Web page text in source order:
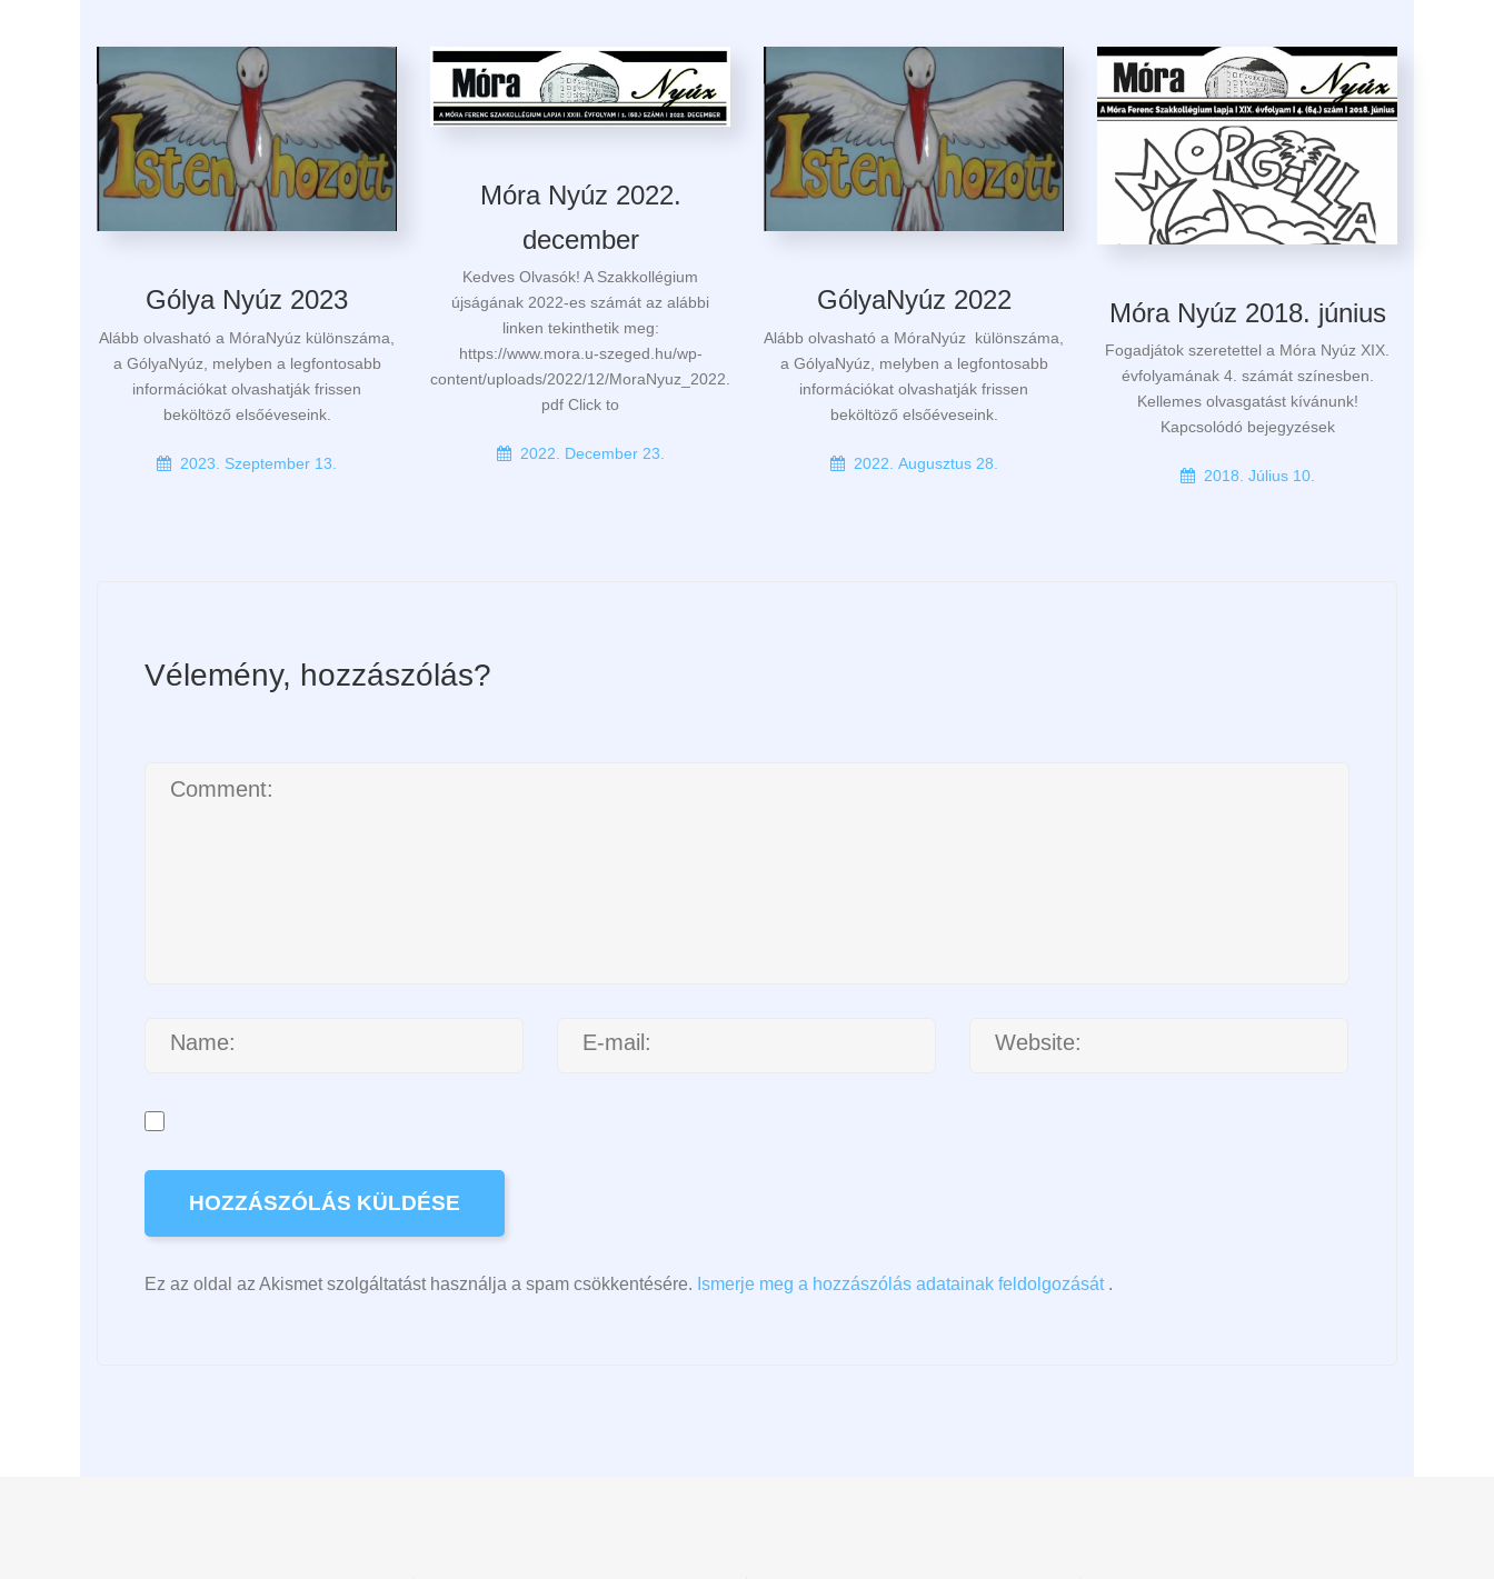
Gólya Nyúz 2023
Alább olvasható a MóraNyúz különszáma,
a GólyaNyúz, melyben a legfontosabb
információkat olvashatják frissen
beköltöző elsőéveseink.
2023. Szeptember 13.
Móra Nyúz 2022.
december
Kedves Olvasók! A Szakkollégium
újságának 2022-es számát az alábbi
linken tekinthetik meg:
https://www.mora.u-szeged.hu/wp-
content/uploads/2022/12/MoraNyuz_2022.
pdf Click to
2022. December 23.
GólyaNyúz 2022
Alább olvasható a MóraNyúz különszáma,
a GólyaNyúz, melyben a legfontosabb
információkat olvashatják frissen
beköltöző elsőéveseink.
2022. Augusztus 28.
Móra Nyúz 2018. június
Fogadjátok szeretettel a Móra Nyúz XIX.
évfolyamának 4. számát színesben.
Kellemes olvasgatást kívánunk!
Kapcsolódó bejegyzések
2018. Július 10.
Vélemény, hozzászólás?
Ez az oldal az Akismet szolgáltatást használja a spam csökkentésére. Ismerje meg a hozzászólás adatainak feldolgozását.